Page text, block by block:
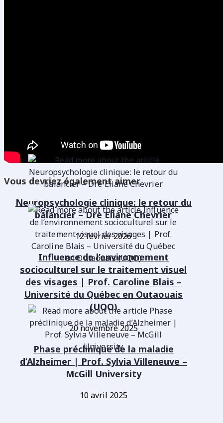
Vous devriez également aimer
Neuropsychologie clinique: le retour du
balancier – Dre Eliane Chevrier
12 février 2026
Influence de l’environnement
socioculturel sur le traitement visuel
des visages | Prof. Caroline Blais –
Université du Québec en Outaouais
(UQO)
20 novembre 2025
Phase préclinique de la maladie
d’Alzheimer | Prof. Sylvia Villeneuve –
McGill University
10 avril 2025